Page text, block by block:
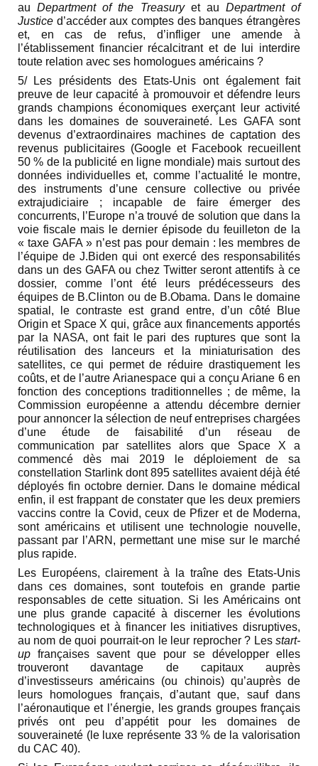
auDepartment of the Treasuryet auDepartment of
Justiced’accéder aux comptes des banques étrangères
et, en cas de refus, d’infliger une amende à
l’établissement financier récalcitrant et de lui interdire
toute relation avec ses homologues américains ?
5/ Les présidents des Etats-Unis ont également fait
preuve de leur capacité à promouvoir et défendre leurs
grands champions économiques exerçant leur activité
dans les domaines de souveraineté. Les GAFA sont
devenus d’extraordinaires machines de captation des
revenus publicitaires (Google et Facebook recueillent
50 % de la publicité en ligne mondiale) mais surtout des
données individuelles et, comme l’actualité le montre,
des instruments d’une censure collective ou privée
extrajudiciaire ; incapable de faire émerger des
concurrents, l’Europe n’a trouvé de solution que dans la
voie fiscale mais le dernier épisode du feuilleton de la
« taxe GAFA » n’est pas pour demain : les membres de
l’équipe de J.Biden qui ont exercé des responsabilités
dans un des GAFA ou chez Twitter seront attentifs à ce
dossier, comme l’ont été leurs prédécesseurs des
équipes de B.Clinton ou de B.Obama. Dans le domaine
spatial, le contraste est grand entre, d’un côté Blue
Origin et Space X qui, grâce aux financements apportés
par la NASA, ont fait le pari des ruptures que sont la
réutilisation des lanceurs et la miniaturisation des
satellites, ce qui permet de réduire drastiquement les
coûts, et de l’autre Arianespace qui a conçu Ariane 6 en
fonction des conceptions traditionnelles ; de même, la
Commission européenne a attendu décembre dernier
pour annoncer la sélection de neuf entreprises chargées
d’une étude de faisabilité d’un réseau de
communication par satellites alors que Space X a
commencé dès mai 2019 le déploiement de sa
constellation Starlink dont 895 satellites avaient déjà été
déployés fin octobre dernier. Dans le domaine médical
enfin, il est frappant de constater que les deux premiers
vaccins contre la Covid, ceux de Pfizer et de Moderna,
sont américains et utilisent une technologie nouvelle,
passant par l’ARN, permettant une mise sur le marché
plus rapide.
Les Européens, clairement à la traîne des Etats-Unis
dans ces domaines, sont toutefois en grande partie
responsables de cette situation. Si les Américains ont
une plus grande capacité à discerner les évolutions
technologiques et à financer les initiatives disruptives,
au nom de quoi pourrait-on le leur reprocher ? Lesstart-
upfrançaises savent que pour se développer elles
trouveront davantage de capitaux auprès
d’investisseurs américains (ou chinois) qu’auprès de
leurs homologues français, d’autant que, sauf dans
l’aéronautique et l’énergie, les grands groupes français
privés ont peu d’appétit pour les domaines de
souveraineté (le luxe représente 33 % de la valorisation
du CAC 40).